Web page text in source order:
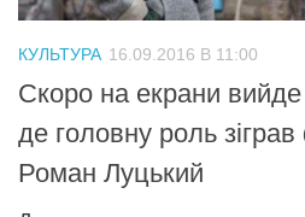
КУЛЬТУРА 16.09.2016 В 11:00
Скоро на екрани
де головну роль
Роман Луцький